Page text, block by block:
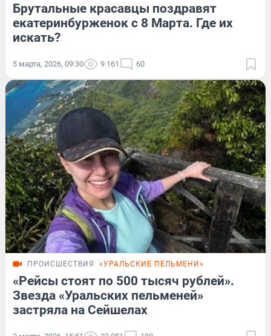
Брутальные красавцы поздравят
екатеринбурженок с 8 Марта. Где их
искать?
5 марта, 2026, 09:30 9 161 60
ПРОИСШЕСТВИЯ «УРАЛЬСКИЕ ПЕЛЬМЕНИ»
«Рейсы стоят по 500 тысяч рублей».
Звезда «Уральских пельменей»
застряла на Сейшелах